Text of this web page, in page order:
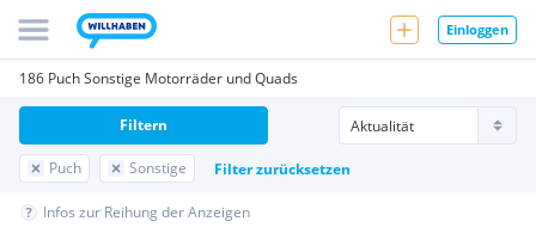
Einloggen
186 Puch Sonstige Motorräder und Quads
Puch Sonstige Filter zurücksetzen
Filtern
Infos zur Reihung der Anzeigen